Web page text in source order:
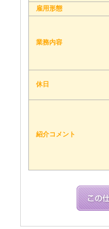
雇用形態
業務内容
休日
紹介コメント